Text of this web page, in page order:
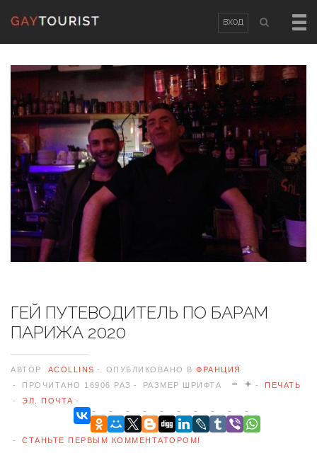
ВХОД
ГЕЙ ПУТЕВОДИТЕЛЬ ПО БАРАМ
ПАРИЖА 2020
АВТОР ACOLLINS ОПУБЛИКОВАНО В ФРАНЦИЯ
ПРОЧИТАНО 16906 РАЗ
РАЗМЕР ШРИФТА
ПЕЧАТЬ
ЭЛ. ПОЧТА
СТАНЬТЕ ПЕРВЫМ КОММЕНТАТОРОМ!
ВХОДORРЕГИСТРАЦИЯ
Логин
Пароль
Запомнить меня